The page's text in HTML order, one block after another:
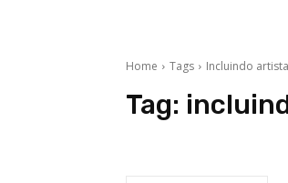
Home Tags Incluindo
Tag: